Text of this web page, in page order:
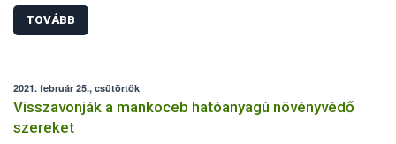
TOVÁBB
2021. február 25., csütörtök
Visszavonják a mankoceb hatóanyagú növényvédő
szereket